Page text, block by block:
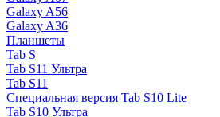
Galaxy A56
Galaxy A36
Планшеты
Tab S
Tab S11 Ультра
Tab S11
Специальная версия Tab S10 Lite
Tab S10 Ультра